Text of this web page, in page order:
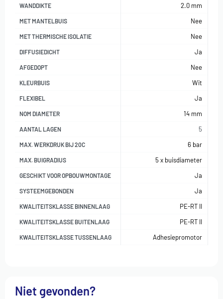
WANDDIKTE 2.0 mm
MET MANTELBUIS Nee
MET THERMISCHE ISOLATIE Nee
DIFFUSIEDICHT Ja
AFGEDOPT Nee
KLEURBUIS Wit
FLEXIBEL Ja
NOM DIAMETER 14 mm
AANTAL LAGEN 5
MAX. WERKDRUK BIJ 20C 6 bar
MAX. BUIGRADIUS 5 x buisdiameter
GESCHIKT VOOR OPBOUWMONTAGE Ja
SYSTEEMGEBONDEN Ja
KWALITEITSKLASSE BINNENLAAG PE-RT II
KWALITEITSKLASSE BUITENLAAG PE-RT II
KWALITEITSKLASSE TUSSENLAAG Adhesiepromotor
Niet gevonden?